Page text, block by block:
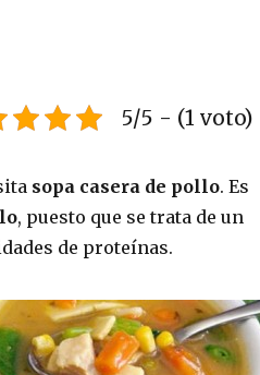
5/5 - (1 voto)
sopa casera de pollo. Es
, puesto que se trata de un
de proteínas.